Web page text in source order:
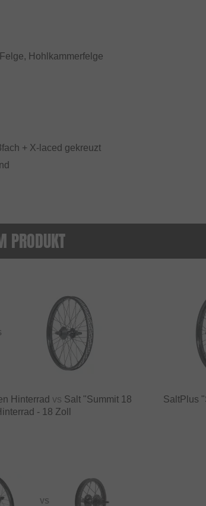
Hohlkammerfelge
+ X-laced gekreuzt
PRODUKT
Hinterrad vs Salt "Summit 18
- 18 Zoll
SaltPlus
VS